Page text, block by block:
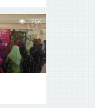
17.5K